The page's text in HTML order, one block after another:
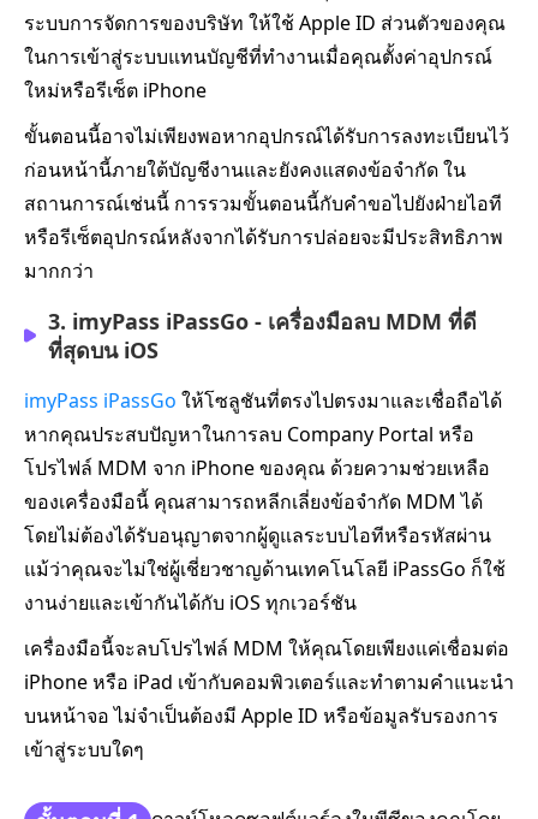
ระบบการจัดการของบริษัท ให้ใช้ Apple ID ส่วนตัวของคุณ
ในการเข้าสู่ระบบแทนบัญชีที่ทำงานเมื่อคุณตั้งค่าอุปกรณ์
ใหม่หรือรีเซ็ต iPhone
ขั้นตอนนี้อาจไม่เพียงพอหากอุปกรณ์ได้รับการลงทะเบียนไว้
ก่อนหน้านี้ภายใต้บัญชีงานและยังคงแสดงข้อจำกัด ใน
สถานการณ์เช่นนี้ การรวมขั้นตอนนี้กับคำขอไปยังฝ่ายไอที
หรือรีเซ็ตอุปกรณ์หลังจากได้รับการปล่อยจะมีประสิทธิภาพ
มากกว่า
3. imyPass iPassGo - เครื่องมือลบ MDM ที่ดี
ที่สุดบน iOS
imyPass iPassGo ให้โซลูชันที่ตรงไปตรงมาและเชื่อถือได้
หากคุณประสบปัญหาในการลบ Company Portal หรือ
โปรไฟล์ MDM จาก iPhone ของคุณ ด้วยความช่วยเหลือ
ของเครื่องมือนี้ คุณสามารถหลีกเลี่ยงข้อจำกัด MDM ได้
โดยไม่ต้องได้รับอนุญาตจากผู้ดูแลระบบไอทีหรือรหัสผ่าน
แม้ว่าคุณจะไม่ใช่ผู้เชี่ยวชาญด้านเทคโนโลยี iPassGo ก็ใช้
งานง่ายและเข้ากันได้กับ iOS ทุกเวอร์ชัน
เครื่องมือนี้จะลบโปรไฟล์ MDM ให้คุณโดยเพียงแค่เชื่อมต่อ
iPhone หรือ iPad เข้ากับคอมพิวเตอร์และทำตามคำแนะนำ
บนหน้าจอ ไม่จำเป็นต้องมี Apple ID หรือข้อมูลรับรองการ
เข้าสู่ระบบใดๆ